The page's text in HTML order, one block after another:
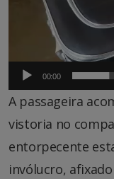
00:00
A passageira
vistoria no
entorpecente
invólucro,